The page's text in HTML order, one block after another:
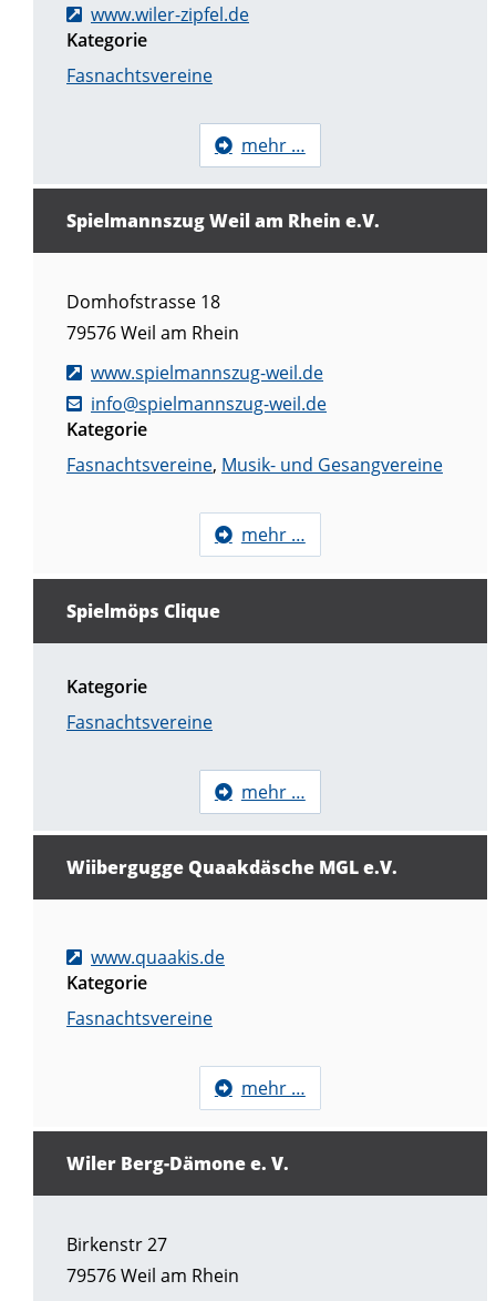
www.wiler-zipfel.de
Kategorie
Fasnachtsvereine
mehr …
Spielmannszug Weil am Rhein e.V.
Domhofstrasse 18
79576Weil am Rhein
www.spielmannszug-weil.de
info@spielmannszug-weil.de
Kategorie
Fasnachtsvereine, Musik- und Gesangvereine
mehr …
Spielmöps Clique
Kategorie
Fasnachtsvereine
mehr …
Wiibergugge Quaakdäsche MGL e.V.
www.quaakis.de
Kategorie
Fasnachtsvereine
mehr …
Wiler Berg-Dämone e. V.
Birkenstr 27
79576Weil am Rhein